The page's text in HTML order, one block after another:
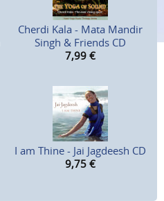
Cherdi Kala - Mata Mandir
Singh & Friends CD
7,99 €
I am Thine - Jai Jagdeesh CD
9,75 €